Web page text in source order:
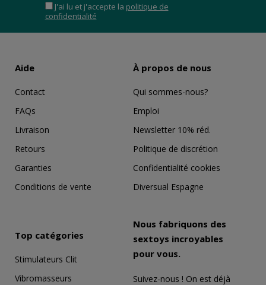
J'ai lu et j'accepte la politique de
confidentialité
Aide
Contact
FAQs
Livraison
Retours
Garanties
Conditions de vente
À propos de nous
Qui sommes-nous?
Emploi
Newsletter 10% réd.
Politique de discrétion
Confidentialité cookies
Diversual Espagne
Top catégories
Stimulateurs Clit
Vibromasseurs
Nous fabriquons des
sextoys incroyables
pour vous.
Suivez-nous ! On est déjà